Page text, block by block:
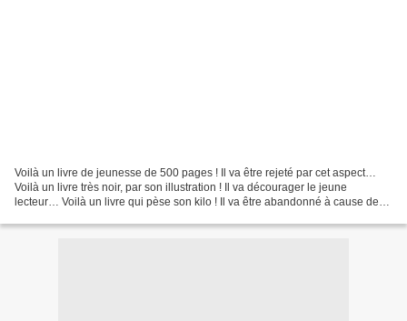
Voilà un livre de jeunesse de 500 pages ! Il va être rejeté par cet aspect…
Voilà un livre très noir, par son illustration ! Il va décourager le jeune
lecteur… Voilà un livre qui pèse son kilo ! Il va être abandonné à cause de